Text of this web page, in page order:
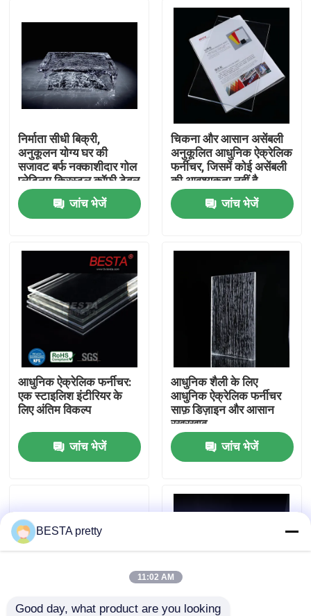
घर
विडियो
हमारे बारे में
कारखाने का दौरा
गुणवत्ता नियंत्रण
समाचार
एक उद्धरण का अनुरोध करें
निर्माता सीधी बिक्री,
अनुकूलन योग्य घर की
सजावट बर्फ नक्काशीदार गोल
प्लेटिनम क्रिस्टल कॉफी टेबल
जांच भेजें
चिकना और आसान असेंबली
अनुकूलित आधुनिक ऐक्रेलिक
फर्नीचर, जिसमें कोई असेंबली
की आवश्यकता नहीं है,
अनुकूलन योग्य रंग
जांच भेजें
आधुनिक ऐक्रेलिक फर्नीचर:
एक स्टाइलिश इंटीरियर के
लिए अंतिम विकल्प
जांच भेजें
आधुनिक शैली के लिए
आधुनिक ऐक्रेलिक फर्नीचर
साफ़ डिज़ाइन और आसान
रखरखाव
जांच भेजें
BESTA pretty
11:02 AM
Good day, what product are you looking